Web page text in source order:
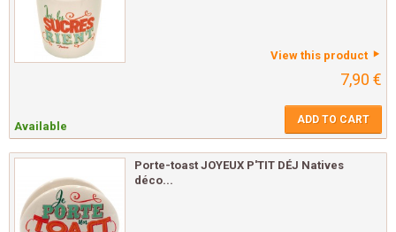
View this product
7,90 €
Available ADD TO CART
Porte-toast JOYEUX P'TIT DÉJ Natives
déco...